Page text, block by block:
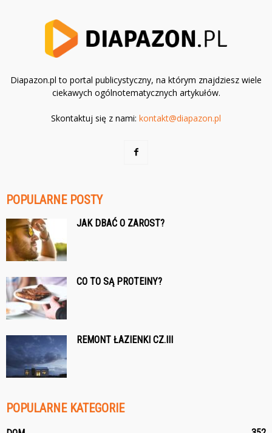
Diapazon.pl to portal publicystyczny, na którym znajdziesz wiele
ciekawych ogólnotematycznych artykułów.
Skontaktuj się z nami: kontakt@diapazon.pl
POPULARNE POSTY
JAK DBAĆ O ZAROST?
CO TO SĄ PROTEINY?
REMONT ŁAZIENKI CZ.III
POPULARNE KATEGORIE